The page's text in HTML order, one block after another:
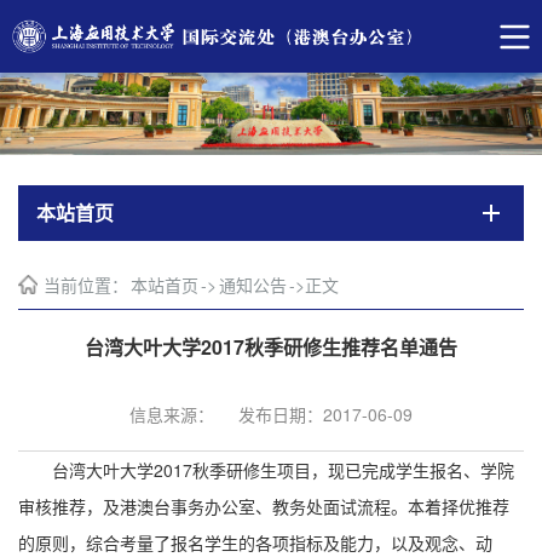
本站首页
当前位置： 本站首页->通知公告->正文
台湾大叶大学2017秋季研修生推荐名单通告
信息来源： 发布日期：2017-06-09
台湾大叶大学2017秋季研修生项目，现已完成学生报名、学院
审核推荐，及港澳台事务办公室、教务处面试流程。本着择优推荐
的原则，综合考量了报名学生的各项指标及能力，以及观念、动